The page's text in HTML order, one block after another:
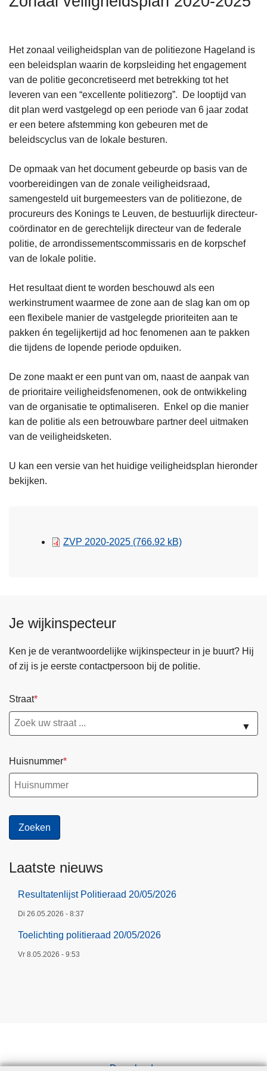
Het zonaal veiligheidsplan van de politiezone Hageland is
een beleidsplan waarin de korpsleiding het engagement
van de politie geconcretiseerd met betrekking tot het
leveren van een “excellente politiezorg”. De looptijd van
dit plan werd vastgelegd op een periode van 6 jaar zodat
er een betere afstemming kon gebeuren met de
beleidscyclus van de lokale besturen.
De opmaak van het document gebeurde op basis van de
voorbereidingen van de zonale veiligheidsraad,
samengesteld uit burgemeesters van de politiezone, de
procureurs des Konings te Leuven, de bestuurlijk directeur-
coördinator en de gerechtelijk directeur van de federale
politie, de arrondissementscommissaris en de korpschef
van de lokale politie.
Het resultaat dient te worden beschouwd als een
werkinstrument waarmee de zone aan de slag kan om op
een flexibele manier de vastgelegde prioriteiten aan te
pakken én tegelijkertijd ad hoc fenomenen aan te pakken
die tijdens de lopende periode opduiken.
De zone maakt er een punt van om, naast de aanpak van
de prioritaire veiligheidsfenomenen, ook de ontwikkeling
van de organisatie te optimaliseren. Enkel op die manier
kan de politie als een betrouwbare partner deel uitmaken
van de veiligheidsketen.
U kan een versie van het huidige veiligheidsplan hieronder
bekijken.
ZVP 2020-2025 (766.92 kB)
Je wijkinspecteur
Ken je de verantwoordelijke wijkinspecteur in je buurt? Hij
of zij is je eerste contactpersoon bij de politie.
Straat
▼
Huisnummer
Laatste nieuws
Resultatenlijst Politieraad 20/05/2026
Di 26.05.2026 - 8:37
Toelichting politieraad 20/05/2026
Vr 8.05.2026 - 9:53
Downloads